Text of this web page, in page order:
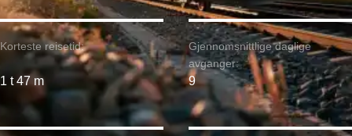
Korteste reisetid:
1 t 47 m
Gjennomsnittlige daglige
avganger:
9